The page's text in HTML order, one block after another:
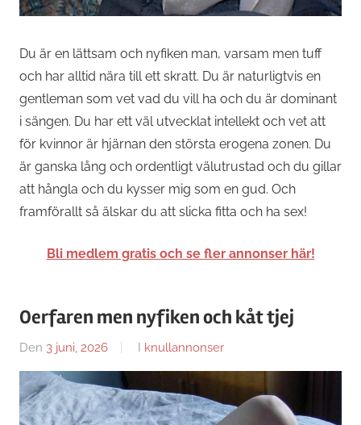
Du är en lättsam och nyfiken man, varsam men tuff
och har alltid nära till ett skratt. Du är naturligtvis en
gentleman som vet vad du vill ha och du är dominant
i sängen. Du har ett väl utvecklat intellekt och vet att
för kvinnor är hjärnan den största erogena zonen. Du
är ganska lång och ordentligt välutrustad och du gillar
att hångla och du kysser mig som en gud. Och
framförallt så älskar du att slicka fitta och ha sex!
Bli medlem gratis och se fler annonser här!
Oerfaren men nyfiken och kåt tjej
Den 3 juni, 2026
Av
Caroline
I knullannonser